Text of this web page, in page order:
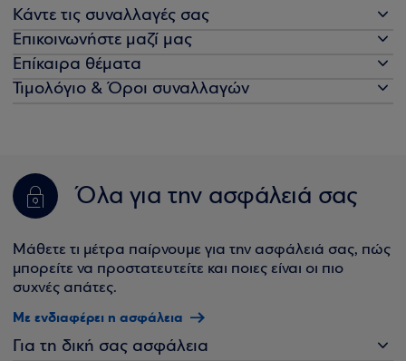
Κάντε τις συναλλαγές σας
Επικοινωνήστε μαζί μας
Επίκαιρα θέματα
Τιμολόγιο & Όροι συναλλαγών
Όλα για την ασφάλειά σας
Μάθετε τι μέτρα παίρνουμε για την ασφάλειά σας, πώς
μπορείτε να προστατευτείτε και ποιες είναι οι πιο
συχνές απάτες.
Με ενδιαφέρει η ασφάλεια
Για τη δική σας ασφάλεια